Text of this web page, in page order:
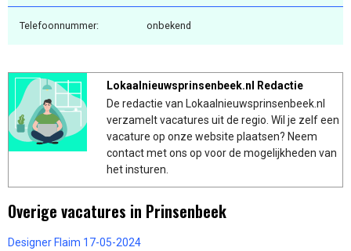
Telefoonnummer: onbekend
Lokaalnieuwsprinsenbeek.nl Redactie
De redactie van Lokaalnieuwsprinsenbeek.nl
verzamelt vacatures uit de regio. Wil je zelf een
vacature op onze website plaatsen? Neem
contact met ons op voor de mogelijkheden van
het insturen.
Overige vacatures in Prinsenbeek
Designer Flaim 17-05-2024